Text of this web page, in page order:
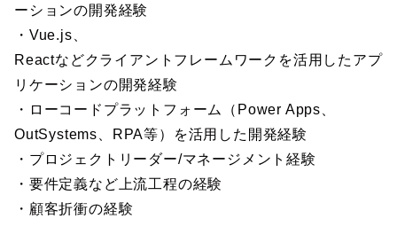
ーションの開発経験
・Vue.js、
Reactなどクライアントフレームワークを活用したアプ
リケーションの開発経験
・ローコードプラットフォーム（Power Apps、
OutSystems、RPA等）を活用した開発経験
・プロジェクトリーダー/マネージメント経験
・要件定義など上流工程の経験
・顧客折衝の経験